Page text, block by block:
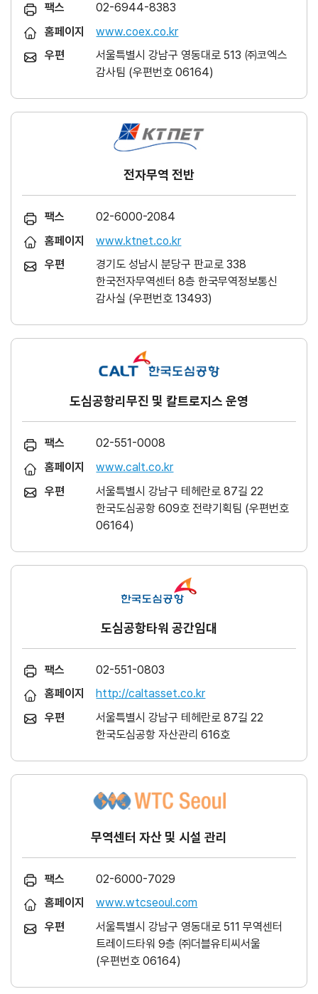
팩스
02-6944-8383
홈페이지
www.coex.co.kr
우편
서울특별시 강남구 영동대로 513 ㈜코엑스
감사팀 (우편번호 06164)
전자무역 전반
팩스
02-6000-2084
홈페이지
www.ktnet.co.kr
우편
경기도 성남시 분당구 판교로 338
한국전자무역센터 8층 한국무역정보통신
감사실 (우편번호 13493)
도심공항리무진 및 칼트로지스 운영
팩스
02-551-0008
홈페이지
www.calt.co.kr
우편
서울특별시 강남구 테헤란로 87길 22
한국도심공항 609호 전략기획팀 (우편번호
06164)
도심공항타워 공간임대
팩스
02-551-0803
홈페이지
http://caltasset.co.kr
우편
서울특별시 강남구 테헤란로 87길 22
한국도심공항 자산관리 616호
무역센터 자산 및 시설 관리
팩스
02-6000-7029
홈페이지
www.wtcseoul.com
우편
서울특별시 강남구 영동대로 511 무역센터
트레이드타워 9층 ㈜더블유티씨서울
(우편번호 06164)